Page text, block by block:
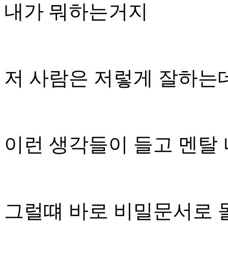
내가 뭐하는거지
저 사람은 저렇게 잘하는
이런 생각들이 들고 멘탈
그럴떄 바로 비밀문서로